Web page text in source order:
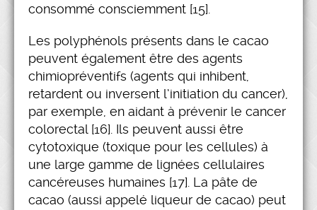
consommé consciemment [15].
Les polyphénols présents dans le cacao
peuvent également être des agents
chimiopréventifs (agents qui inhibent,
retardent ou inversent l’initiation du cancer),
par exemple, en aidant à prévenir le cancer
colorectal [16]. Ils peuvent aussi être
cytotoxique (toxique pour les cellules) à
une large gamme de lignées cellulaires
cancéreuses humaines [17]. La pâte de
cacao (aussi appelé liqueur de cacao) peut